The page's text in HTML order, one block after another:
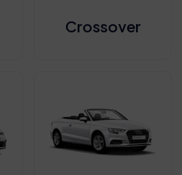
Crossover